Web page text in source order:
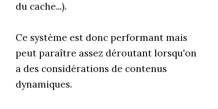
du cache...).
Ce système est donc performant mais
peut paraître assez déroutant lorsqu'on
a des considérations de contenus
dynamiques.